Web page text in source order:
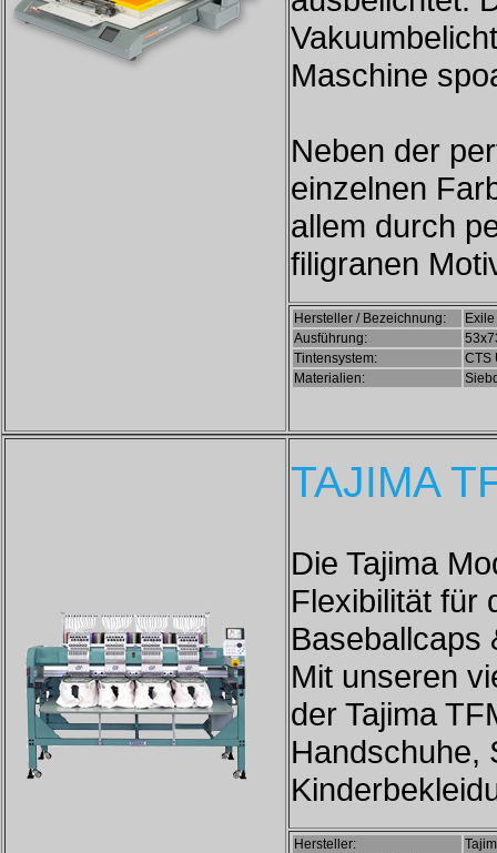
Maschine
Neben der
einzelnen
allem durch
filigranen
Hersteller / Bezeichnung:
Ausführung:
Tintensystem:
CTS
Materialien:
TAJIMA
Die Tajima
Flexibilität für
Baseballcaps
Mit unseren
der Tajima
Handschuhe,
Hersteller: